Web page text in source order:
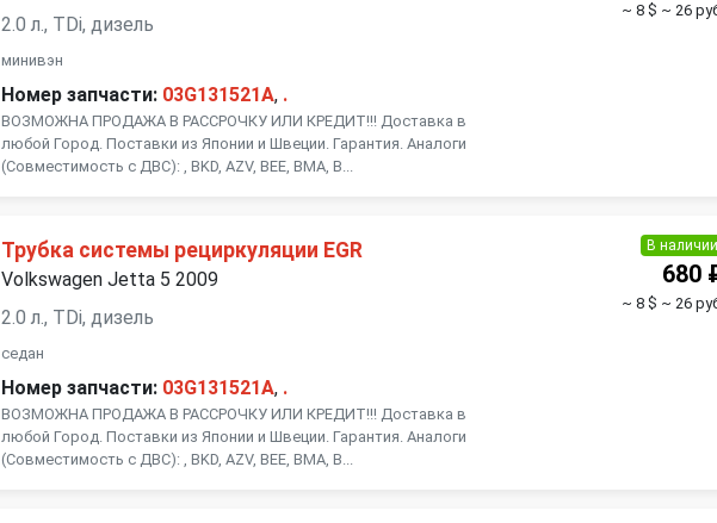
2.0 л., TDi, дизель
минивэн
Номер запчасти: 03G131521A, .
ВОЗМОЖНА ПРОДАЖА В РАССРОЧКУ ИЛИ КРЕДИТ!!! Доставка в
любой Город. Поставки из Японии и Швеции. Гарантия. Аналоги
(Совместимость с ДВС): , BKD, AZV, BEE, BMA, B...
~ 8 $ ~ 26
Трубка системы рециркуляции EGR
Volkswagen Jetta 5 2009
2.0 л., TDi, дизель
седан
Номер запчасти: 03G131521A, .
ВОЗМОЖНА ПРОДАЖА В РАССРОЧКУ ИЛИ КРЕДИТ!!! Доставка в
любой Город. Поставки из Японии и Швеции. Гарантия. Аналоги
(Совместимость с ДВС): , BKD, AZV, BEE, BMA, B...
В наличии
680
~ 8 $ ~ 26